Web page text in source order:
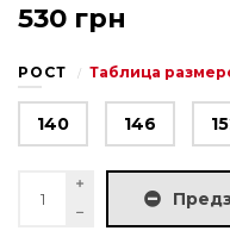
530 грн
РОСТ Таблица
140 146